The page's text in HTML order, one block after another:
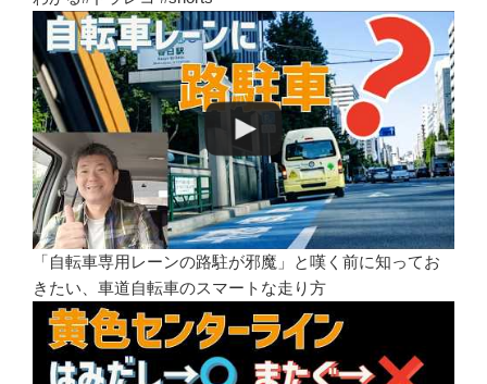
「自転車専用レーンの路駐が邪魔」と嘆く前に知ってお
きたい、車道自転車のスマートな走り方